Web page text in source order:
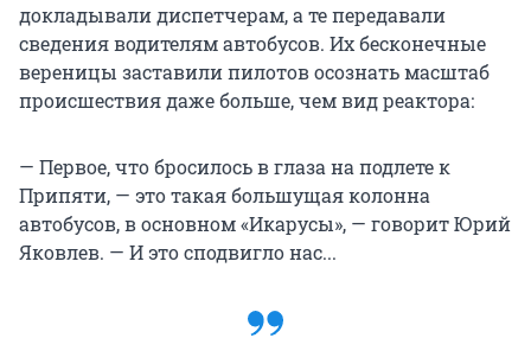
докладывали диспетчерам, а те передавали
сведения водителям автобусов. Их бесконечные
вереницы заставили пилотов осознать масштаб
происшествия даже больше, чем вид реактора:
— Первое, что бросилось в глаза на подлете к
Припяти, — это такая большущая колонна
автобусов, в основном «Икарусы», — говорит Юрий
Яковлев. — И это сподвигло нас...